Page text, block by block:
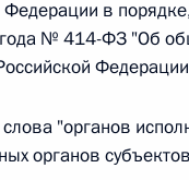
«О
в
№ 414-ФЗ "Об
"органов
органов